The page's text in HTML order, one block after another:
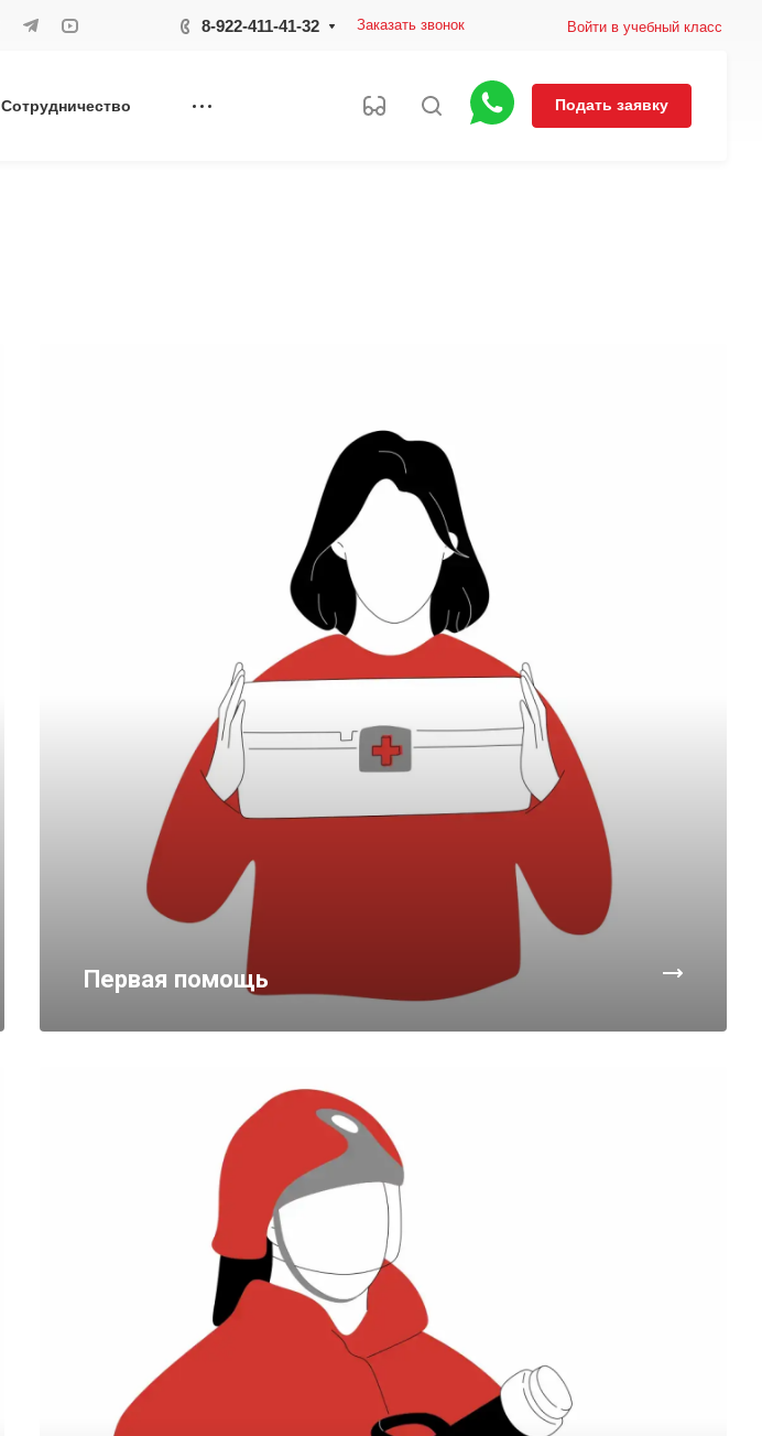
8-922-411-41-32 Заказать звонок Войти в учебный класс
Сотрудничество Подать заявку
Первая помощь